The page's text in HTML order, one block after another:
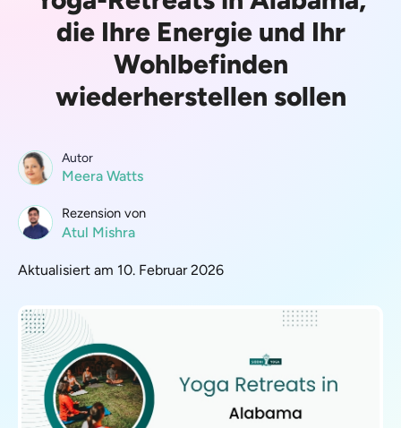
die Ihre Energie und Ihr
Wohlbefinden
wiederherstellen sollen
Autor
Meera Watts
Rezension von
Atul Mishra
Aktualisiert am 10. Februar 2026